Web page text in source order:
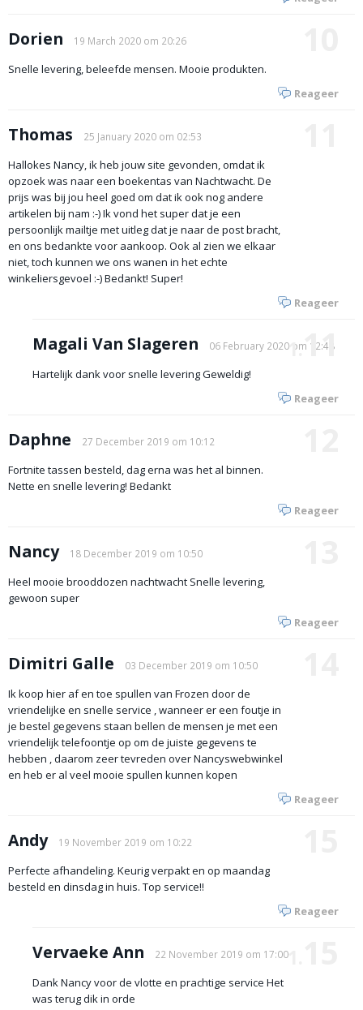
Dorien 19 March 2020 om 20:26
Snelle levering, beleefde mensen. Mooie produkten.
Reageer
Thomas 25 January 2020 om 02:53
Hallokes Nancy, ik heb jouw site gevonden, omdat ik
opzoek was naar een boekentas van Nachtwacht. De
prijs was bij jou heel goed om dat ik ook nog andere
artikelen bij nam :-) Ik vond het super dat je een
persoonlijk mailtje met uitleg dat je naar de post bracht,
en ons bedankte voor aankoop. Ook al zien we elkaar
niet, toch kunnen we ons wanen in het echte
winkeliersgevoel :-) Bedankt! Super!
Reageer
Magali Van Slageren 06 February 2020 om 12:48
1.11
Hartelijk dank voor snelle levering Geweldig!
Reageer
Daphne 27 December 2019 om 10:12
Fortnite tassen besteld, dag erna was het al binnen.
Nette en snelle levering! Bedankt
Reageer
Nancy 18 December 2019 om 10:50
Heel mooie brooddozen nachtwacht Snelle levering,
gewoon super
Reageer
Dimitri Galle 03 December 2019 om 10:50
Ik koop hier af en toe spullen van Frozen door de
vriendelijke en snelle service , wanneer er een foutje in
je bestel gegevens staan bellen de mensen je met een
vriendelijk telefoontje op om de juiste gegevens te
hebben , daarom zeer tevreden over Nancyswebwinkel
en heb er al veel mooie spullen kunnen kopen
Reageer
Andy 19 November 2019 om 10:22
Perfecte afhandeling. Keurig verpakt en op maandag
besteld en dinsdag in huis. Top service!!
Reageer
Vervaeke Ann 22 November 2019 om 17:001.
Dank Nancy voor de vlotte en prachtige service Het
was terug dik in orde